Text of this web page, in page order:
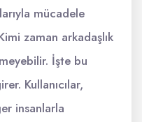
mücadele
zaman arkadaşlık
İşte bu
Kullanıcılar,
insanlarla